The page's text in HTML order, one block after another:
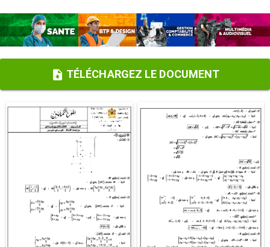
TÉLÉCHARGEZ LE DOCUMENT